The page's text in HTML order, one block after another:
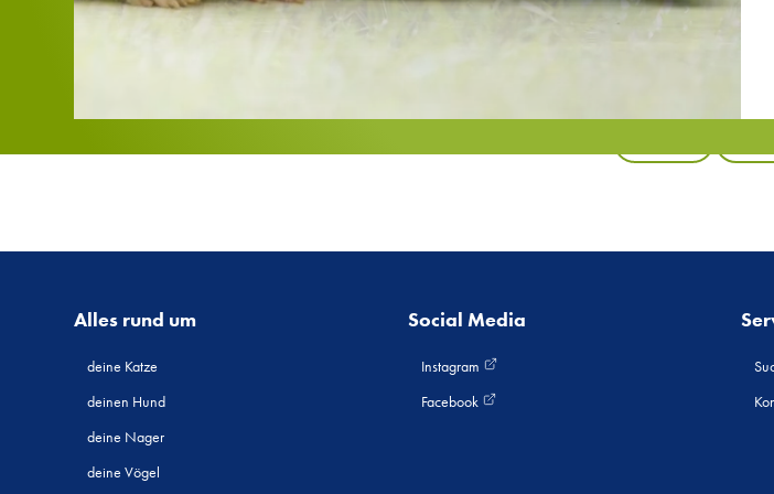
Alles rund um
deine Katze
deinen Hund
deine Nager
deine Vögel
Social Media
Instagram
Facebook